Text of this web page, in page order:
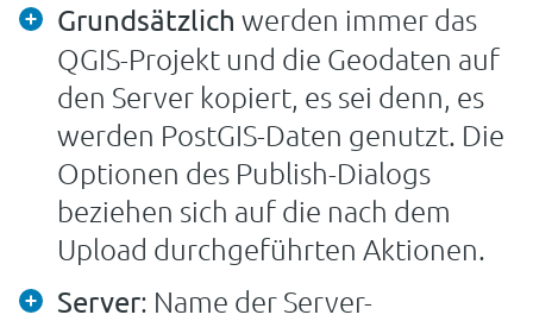
Grundsätzlich werden immer das
QGIS-Projekt und die Geodaten auf
den Server kopiert, es sei denn, es
werden PostGIS-Daten genutzt. Die
Optionen des Publish-Dialogs
beziehen sich auf die nach dem
Upload durchgeführten Aktionen.
Server: Name der Server-